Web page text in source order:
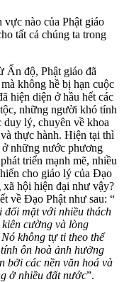
nào của Phật giáo
tất cả chúng ta trong
Ấn độ, Phật giáo đã
không hề bị hạn cuộc
hiện diện ở hầu hết các
những người khó tính
lý, chuyên về khoa
thực hành. Hiện tại thì
những nước phương
triển mạnh mẽ, nhiều
cho giáo lý của Đạo
hội hiện đại như vậy?
về Đạo Phật như sau: “
đối mặt với nhiều thách
cường và lòng
không tự ti theo thể
ôn hoà ảnh hưởng
bởi các nền văn hoá và
ở nhiều đất nước”.